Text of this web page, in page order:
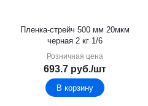
Пленка-стрейч 500 мм 20мкм
черная 2 кг 1/6
Розничная цена
693.7 руб./шт
В корзину